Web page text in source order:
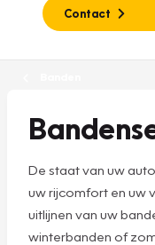
Contact
De staat van uw
uw rijcomfort en uw
uitlijnen van uw
winterbanden of